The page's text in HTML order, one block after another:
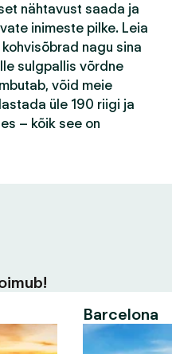
nähtavust saada ja
inimeste pilke. Leia
nagu sina
sulgpallis võrdne
võid meie
üle 190 riigi ja
– kõik see on
Barcelona